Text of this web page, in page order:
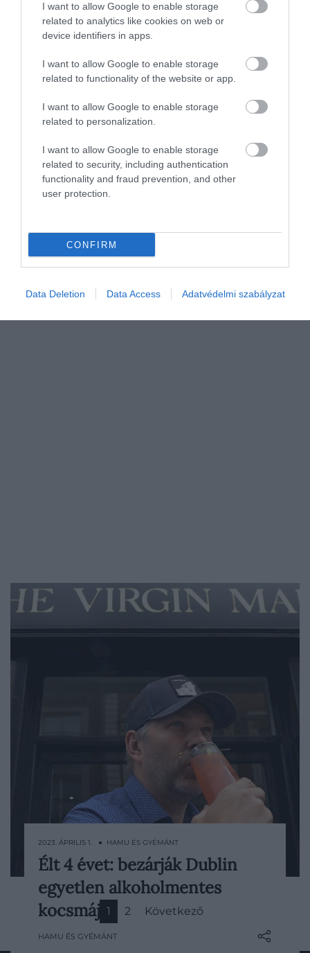
I want to allow Google to enable storage
related to analytics like cookies on web or
device identifiers in apps.
I want to allow Google to enable storage
related to functionality of the website or app.
I want to allow Google to enable storage
related to personalization.
I want to allow Google to enable storage
related to security, including authentication
functionality and fraud prevention, and other
user protection.
CONFIRM
Data Deletion Data Access Adatvédelmi szabályzat
Angelina Jolie-t a 2000-es években
Hollywood egyik legnagyobb női
azonban megcsappant filmes
Angelina Jolie ezért vállal
mostanában sokkal
Arculatot váltanak.
2023. ÁPRILIS 1. ● HAMU ÉS GYÉMÁNT
Élt 4 évet: bezárják Dublin
egyetlen alkoholmentes
kocsmáját
HAMU ÉS GYÉMÁNT
1 2 Következő